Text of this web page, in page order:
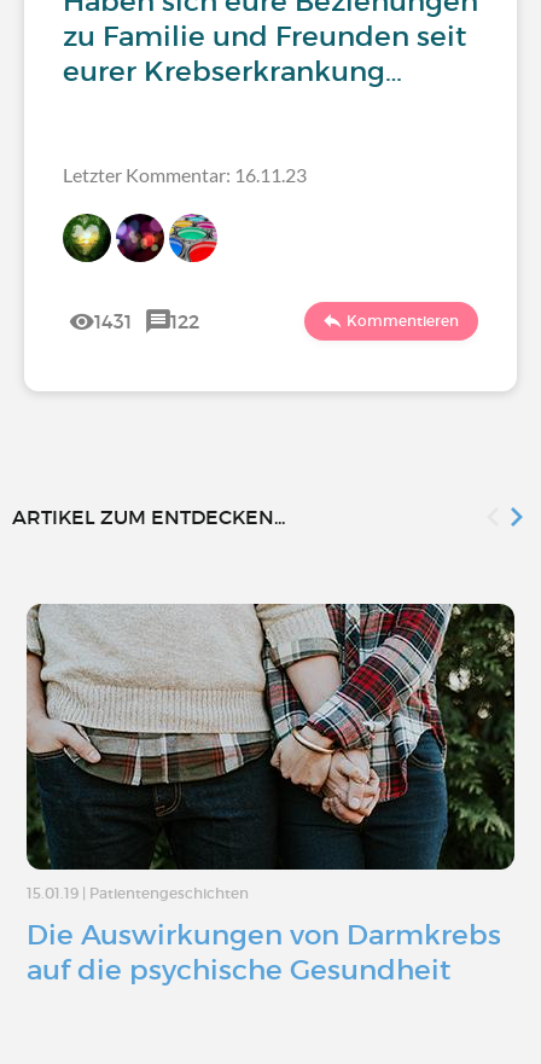
zu Familie und Freunden seit
eurer Krebserkrankung…
Letzter Kommentar: 16.11.23
1431 122 Kommentieren
ARTIKEL ZUM ENTDECKEN...
15.01.19 Patientengeschichten
Die Auswirkungen von Darmkrebs
auf die psychische Gesundheit